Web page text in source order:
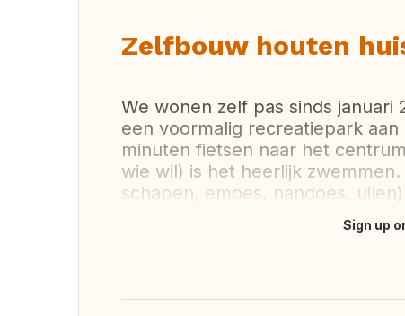
Zelfbouw houten
We wonen zelf pas sinds
een voormalig recreatiepark
minuten fietsen naar het
wie wil) is het heerlijk
schapen, emoes, nandoes,
Sign up